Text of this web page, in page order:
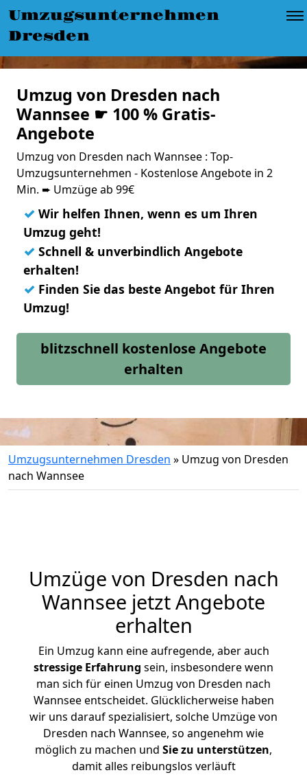
Umzugsunternehmen
Dresden
Umzug von Dresden nach
Wannsee ☛ 100 % Gratis-
Angebote
Umzug von Dresden nach Wannsee : Top-
Umzugsunternehmen - Kostenlose Angebote in 2
Min. ➨ Umzüge ab 99€
✓ Wir helfen Ihnen, wenn es um Ihren
Umzug geht!
✓ Schnell & unverbindlich Angebote
erhalten!
✓ Finden Sie das beste Angebot für Ihren
Umzug!
blitzschnell kostenlose Angebote
erhalten
Umzugsunternehmen Dresden » Umzug von Dresden
nach Wannsee
Umzüge von Dresden nach
Wannsee jetzt Angebote
erhalten
Ein Umzug kann eine aufregende, aber auch
stressige Erfahrung sein, insbesondere wenn
man sich für einen Umzug von Dresden nach
Wannsee entscheidet. Glücklicherweise haben
wir uns darauf spezialisiert, solche Umzüge von
Dresden nach Wannsee, so angenehm wie
möglich zu machen und Sie zu unterstützen,
damit alles reibungslos verläuft